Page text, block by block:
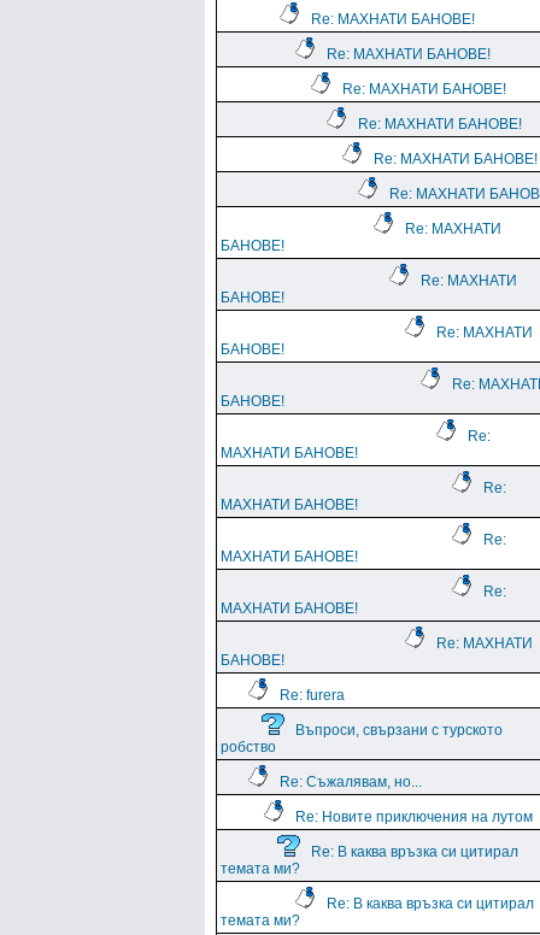
Re: МАХНАТИ БАНОВЕ!
Re: МАХНАТИ БАНОВЕ!
Re: МАХНАТИ БАНОВЕ!
Re: МАХНАТИ БАНОВЕ!
Re: МАХНАТИ БАНОВЕ!
Re: МАХНАТИ
Re: МАХНАТИ
БАНОВЕ!
Re: МАХНАТИ
БАНОВЕ!
Re: МАХНАТИ
БАНОВЕ!
Re:
БАНОВЕ!
Re:
МАХНАТИ БАНОВЕ!
Re:
МАХНАТИ БАНОВЕ!
Re:
МАХНАТИ БАНОВЕ!
Re:
МАХНАТИ БАНОВЕ!
Re: МАХНАТИ
БАНОВЕ!
Re: furera
Въпроси, свързани с турското
робство
Re: Съжалявам, но...
Re: Новите приключения на лутом
Re: В каква връзка си цитирал
темата ми?
Re: В каква връзка си цитирал
темата ми?